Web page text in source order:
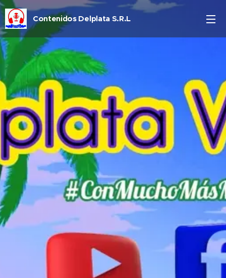
Contenidos Delplata S.R.L